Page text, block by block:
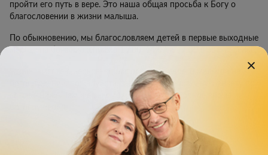
пройти его путь в вере. Это наша общая просьба к Богу о
благословении в жизни малыша.
По обыкновению, мы благословляем детей в первые выходные
Чтобы вместе с церковью благословить своего малыша на
богослужении, пожалуйста, заполните специальную анкету по
ссылке ниже. Там же вы сможете указать удобное время
Показать полностью